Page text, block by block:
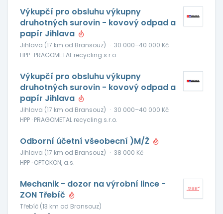
Výkupčí pro obsluhu výkupny
druhotných surovin - kovový odpad a
papír Jihlava
Jihlava (17 km od Bransouz) · 30 000–40 000 Kč
HPP · PRAGOMETAL recycling s.r.o.
Výkupčí pro obsluhu výkupny
druhotných surovin - kovový odpad a
papír Jihlava
Jihlava (17 km od Bransouz) · 30 000–40 000 Kč
HPP · PRAGOMETAL recycling s.r.o.
Odborní účetní všeobecní )M/Ž
Jihlava (17 km od Bransouz) · 38 000 Kč
HPP · OPTOKON, a.s.
Mechanik - dozor na výrobní lince -
ZON Třebíč
Třebíč (13 km od Bransouz)